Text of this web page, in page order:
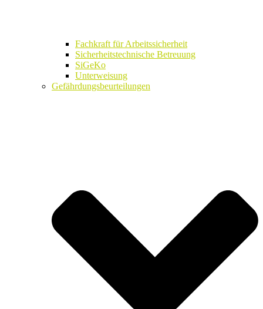
Fachkraft für Arbeitssicherheit
Sicherheitstechnische Betreuung
SiGeKo
Unterweisung
Gefährdungsbeurteilungen